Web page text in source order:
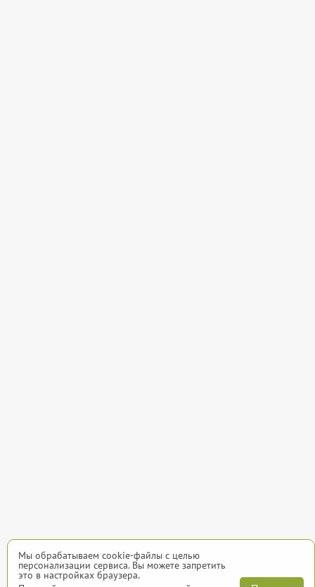
Мы обрабатываем cookie-файлы с целью
персонализации сервиса. Вы можете запретить
это в настройках браузера.